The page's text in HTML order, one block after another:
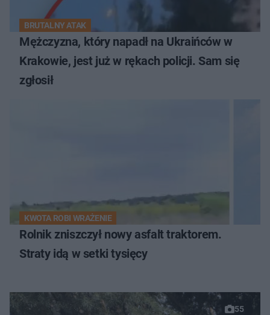
BRUTALNY ATAK
Mężczyzna, który napadł na Ukraińców w
Krakowie, jest już w rękach policji. Sam się
zgłosił
KWOTA ROBI WRAŻENIE
Rolnik zniszczył nowy asfalt traktorem.
Straty idą w setki tysięcy
55